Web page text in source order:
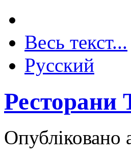
Весь текст...
Русский
Ресторани